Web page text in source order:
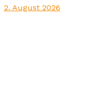
2. August 2026